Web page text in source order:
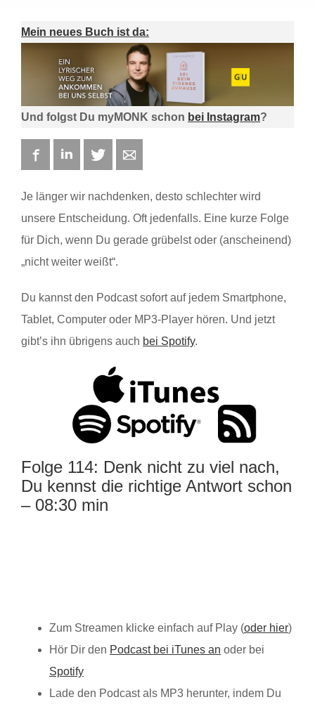
Mein neues Buch ist da:
Und folgst Du myMONK schon bei Instagram?
FacebookLinkedIn Twitter
Je länger wir nachdenken, desto schlechter wird
unsere Entscheidung. Oft jedenfalls. Eine kurze Folge
für Dich, wenn Du gerade grübelst oder (anscheinend)
„nicht weiter weißt“.
Du kannst den Podcast sofort auf jedem Smartphone,
Tablet, Computer oder MP3-Player hören. Und jetzt
gibt’s ihn übrigens auch bei Spotify.
Folge 114: Denk nicht zu viel nach,
Du kennst die richtige Antwort schon
– 08:30 min
Zum Streamen klicke einfach auf Play (oder hier)
Hör Dir den Podcast bei iTunes an oder bei
Spotify
Lade den Podcast als MP3 herunter, indem Du